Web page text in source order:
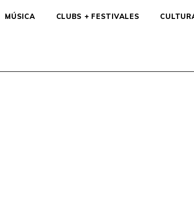
MÚSICA CLUBS + FESTIVALES